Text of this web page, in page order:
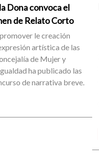
Dona convoca el
de Relato Corto
le creación
artística de las
de Mujer y
ha publicado las
de narrativa breve.